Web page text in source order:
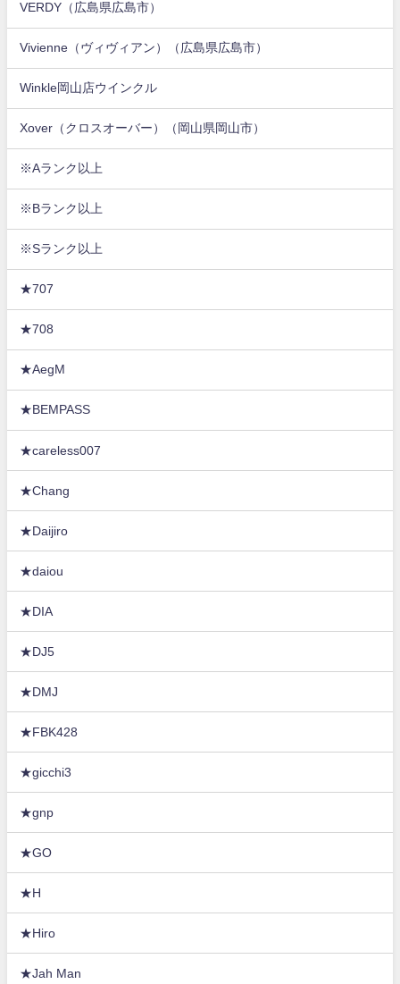
VERDY（広島県広島市）
Vivienne（ヴィヴィアン）（広島県広島市）
Winkle岡山店ウインクル
Xover（クロスオーバー）（岡山県岡山市）
※Aランク以上
※Bランク以上
※Sランク以上
★707
★708
★AegM
★BEMPASS
★careless007
★Chang
★Daijiro
★daiou
★DIA
★DJ5
★DMJ
★FBK428
★gicchi3
★gnp
★GO
★H
★Hiro
★Jah Man